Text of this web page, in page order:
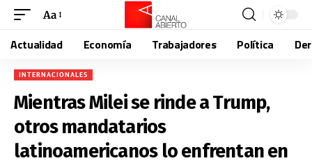
Aa
Actualidad Economía Trabajadores Política
INTERNACIONALES
Mientras Milei se rinde a Trump,
otros mandatarios
latinoamericanos lo enfrentan en